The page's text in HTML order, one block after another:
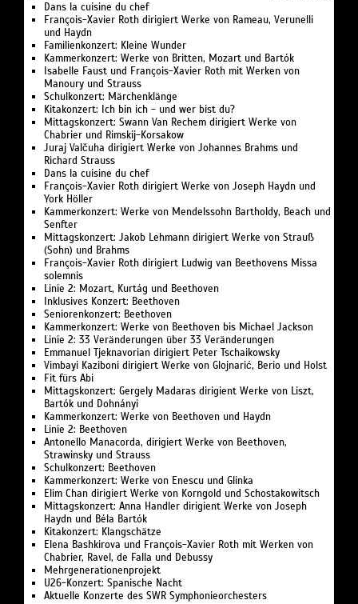
Dans la cuisine du chef
François-Xavier Roth dirigiert Werke von Rameau, Verunelli
und Haydn
Familienkonzert: Kleine Wunder
Kammerkonzert: Werke von Britten, Mozart und Bartók
Isabelle Faust und François-Xavier Roth mit Werken von
Manoury und Strauss
Schulkonzert: Märchenklänge
Kitakonzert: Ich bin ich - und wer bist du?
Mittagskonzert: Swann Van Rechem dirigiert Werke von
Chabrier und Rimskij-Korsakow
Juraj Valčuha dirigiert Werke von Johannes Brahms und
Richard Strauss
Dans la cuisine du chef
François-Xavier Roth dirigiert Werke von Joseph Haydn und
York Höller
Kammerkonzert: Werke von Mendelssohn Bartholdy, Beach und
Senfter
Mittagskonzert: Jakob Lehmann dirigiert Werke von Strauß
(Sohn) und Brahms
François-Xavier Roth dirigiert Ludwig van Beethovens Missa
solemnis
Linie 2: Mozart, Kurtág und Beethoven
Inklusives Konzert: Beethoven
Seniorenkonzert: Beethoven
Kammerkonzert: Werke von Beethoven bis Michael Jackson
Linie 2: 33 Veränderungen über 33 Veränderungen
Emmanuel Tjeknavorian dirigiert Peter Tschaikowsky
Vimbayi Kaziboni dirigiert Werke von Glojnarić, Berio und Holst
Fit fürs Abi
Mittagskonzert: Gergely Madaras dirigient Werke von Liszt,
Bartók und Dohnányi
Kammerkonzert: Werke von Beethoven und Haydn
Linie 2: Beethoven
Antonello Manacorda, dirigiert Werke von Beethoven,
Strawinsky und Strauss
Schulkonzert: Beethoven
Kammerkonzert: Werke von Enescu und Glinka
Elim Chan dirigiert Werke von Korngold und Schostakowitsch
Mittagskonzert: Anna Handler dirigient Werke von Joseph
Haydn und Béla Bartók
Kitakonzert: Klangschätze
Elena Bashkirova und François-Xavier Roth mit Werken von
Chabrier, Ravel, de Falla und Debussy
Mehrgenerationenprojekt
U26-Konzert: Spanische Nacht
Aktuelle Konzerte des SWR Symphonieorchesters